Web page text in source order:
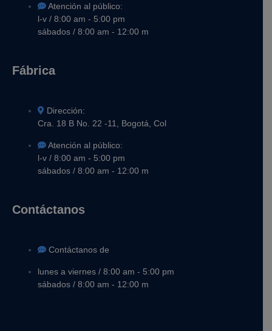
Atención al público:
l-v / 8:00 am - 5:00 pm
sábados / 8:00 am - 12:00 m
Fábrica
Dirección:
Cra. 18 B No. 22 -11, Bogotá, Col
Atención al público:
l-v / 8:00 am - 5:00 pm
sábados / 8:00 am - 12:00 m
Contáctanos
Contáctanos de
lunes a viernes / 8:00 am - 5:00 pm
sábados / 8:00 am - 12:00 m